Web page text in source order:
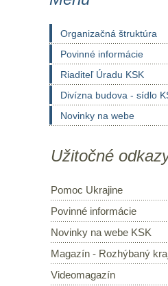
Organizačná štruktúra
Povinné informácie
Riaditeľ Úradu KSK
Divízna budova - sídlo
Novinky na webe
Užitočné
Pomoc Ukrajine
Povinné informácie
Novinky na webe KSK
Magazín - Rozhýbaný
Videomagazín